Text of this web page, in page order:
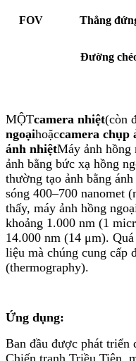
FOV Thẳng
Đường
MỘTcamera nhiệt(còn
ngoạihoặccamera chụp
ảnh nhiệtMáy ảnh
ảnh bằng bức xạ hồng
thường tạo ảnh bằng
sóng 400–700 nanomet
thấy, máy ảnh hồng
khoảng 1.000 nm (1
14.000 nm (14 μm).
liệu mà chúng cung cấp
(thermography).
Ứng dụng:
Ban đầu được phát triển
Chiến tranh Triều Tiên,